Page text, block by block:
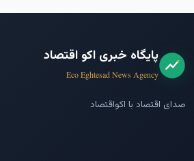
پایگاه خبری اکو اقتصاد
Eco Eghtesad News Agency
صدای اقتصاد با اکواقتصاد